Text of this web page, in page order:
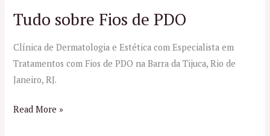
Tudo sobre Fios de PDO
Clínica de Dermatologia e Estética com Especialista em
Tratamentos com Fios de PDO na Barra da Tijuca, Rio de
Janeiro, RJ.
Read More »